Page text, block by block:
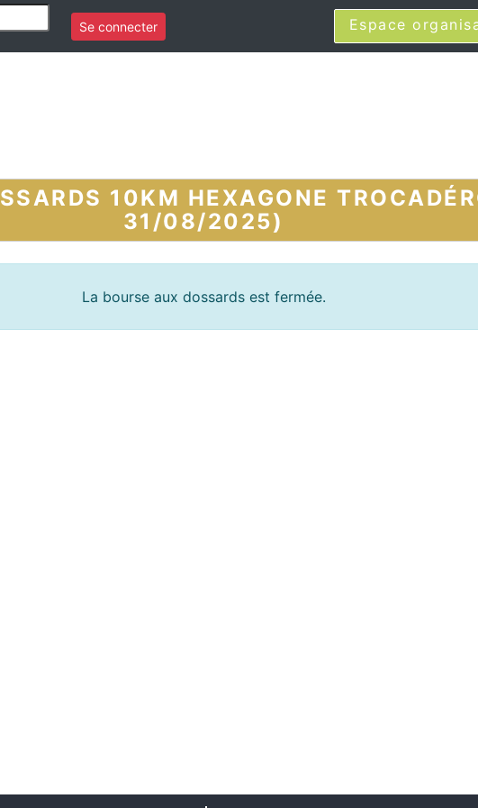
Se connecter Espace
10KM HEXAGONE
31/08/2025)
La bourse aux dossards est fermée.